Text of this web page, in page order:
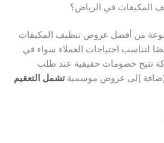
المكيفات في الرياض؟
من أفضل عروض تنظيف المكيفات
لتناسب احتياجات العملاء سواء في
تتيح خصومات حقيقية عند طلب
إلى عروض موسميةتشمل التعقيم